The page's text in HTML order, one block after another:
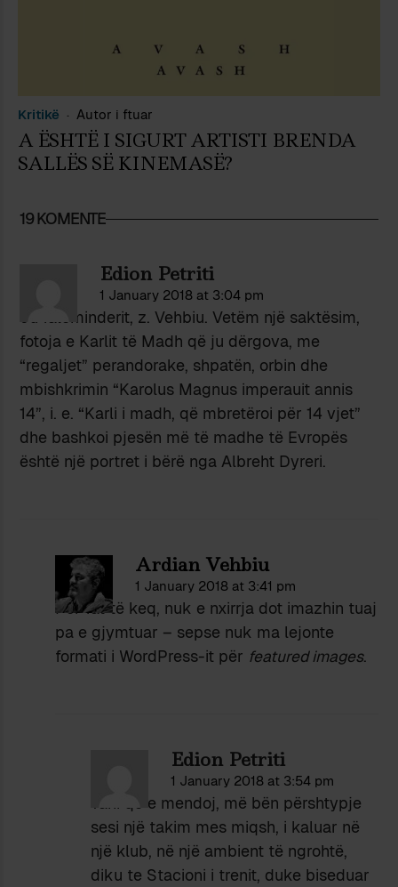
Kritikë Autor i ftuar
A ËSHTË I SIGURT ARTISTI BRENDA
SALLËS SË KINEMASË?
19 KOMENTE
Edion Petriti
1 January 2018 at 3:04 pm
Ju faleminderit, z. Vehbiu. Vetëm një saktësim,
fotoja e Karlit të Madh që ju dërgova, me
“regaljet” perandorake, shpatën, orbin dhe
mbishkrimin “Karolus Magnus imperauit annis
14”, i. e. “Karli i madh, që mbretëroi për 14 vjet”
dhe bashkoi pjesën më të madhe të Evropës
është një portret i bërë nga Albreht Dyreri.
Ardian Vehbiu
1 January 2018 at 3:41 pm
Për fat të keq, nuk e nxirrja dot imazhin tuaj
pa e gjymtuar – sepse nuk ma lejonte
formati i WordPress-it për featured images.
Edion Petriti
1 January 2018 at 3:54 pm
Tani që e mendoj, më bën përshtypje
sesi një takim mes miqsh, i kaluar në
një klub, në një ambient të ngrohtë,
diku te Stacioni i trenit, duke biseduar